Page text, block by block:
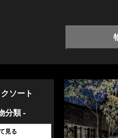
ソート
分類 -
見る